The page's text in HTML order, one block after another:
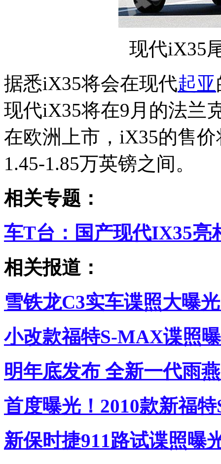
现代iX35
据悉iX35将会在现代起亚
现代iX35将在9月的法兰
在欧洲上市，iX35的售
1.45-1.85万英镑之间。
相关专题：
车T台：国产现代IX35亮
相关报道：
雪铁龙C3实车谍照大曝
小改款福特S-MAX谍照
明年底发布 全新一代雨
首度曝光！2010款新福
新保时捷911路试谍照曝